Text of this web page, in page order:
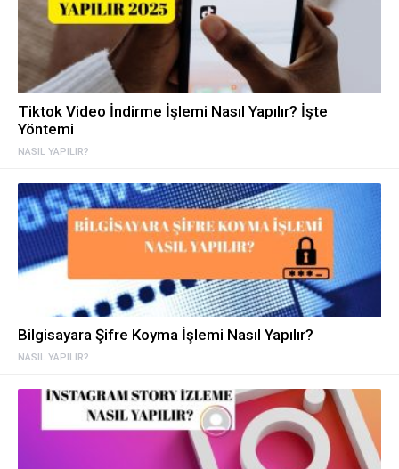
NASIL YAPILIR?
Tiktok Video İndirme İşlemi Nasıl Yapılır? İşte
Yöntemi
NASIL YAPILIR?
Bilgisayara Şifre Koyma İşlemi Nasıl Yapılır?